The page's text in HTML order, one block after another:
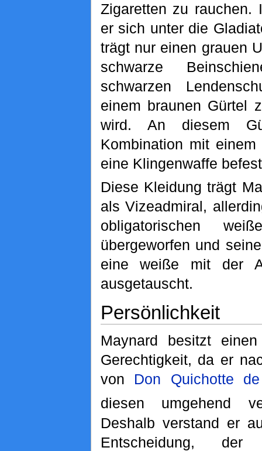
Zigaretten zu rauchen.
er sich unter die
trägt nur einen grauen
schwarze
schwarzen
einem braunen Gürtel
wird. An diesem
Kombination mit einem
eine Klingenwaffe
Diese Kleidung trägt
als Vizeadmiral,
obligatorischen
übergeworfen und
eine weiße mit der
ausgetauscht.
Persönlichkeit
Maynard besitzt
Gerechtigkeit, da er
von Don Quichotte
diesen umgehend
Deshalb verstand er
Entscheidung,